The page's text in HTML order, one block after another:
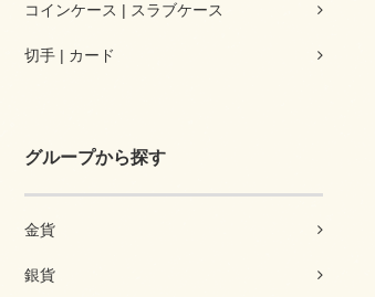
コインケース | スラブケース
切手 | カード
グループから探す
金貨
銀貨